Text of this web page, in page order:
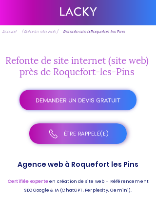
Accueil / Refonte site web / Refonte site à Roquefort les Pins
Refonte de site internet (site web)
près de Roquefort-les-Pins
DEMANDER UN DEVIS GRATUIT
ÊTRE RAPPELÉ(E)
Agence web à Roquefort les Pins
Certifiée experteen création de site web + Référencement
SEO Google & IA (ChatGPT, Perplexity, Gemini).